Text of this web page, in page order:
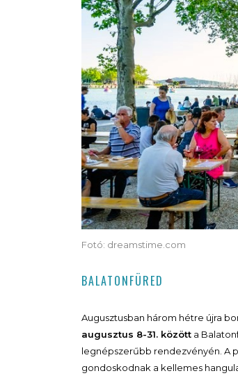
Fotó: dreamstime.com
BALATONFÜRED
Augusztusban három hétre újra
augusztus 8-31. között a
legnépszerűbb rendezvényén. A
gondoskodnak a kellemes